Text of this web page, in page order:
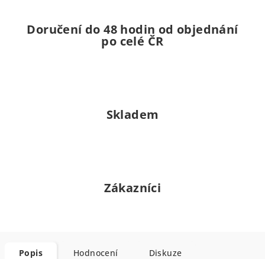
Doručení do 48 hodin od objednání
po celé ČR
Skladem
Zákazníci
Popis Hodnocení Diskuze